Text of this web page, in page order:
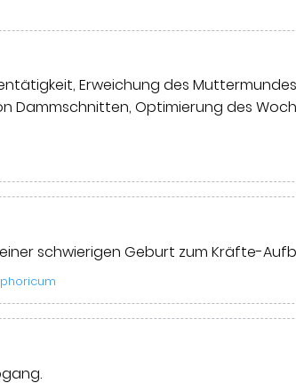
Erweichung des
Dammschnitten, Optimierung des
schwierigen Geburt zum Kräfte-